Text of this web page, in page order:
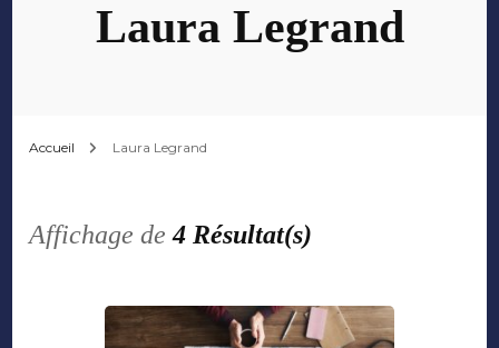
Laura Legrand
Accueil Laura Legrand
Affichage de4 Résultat(s)